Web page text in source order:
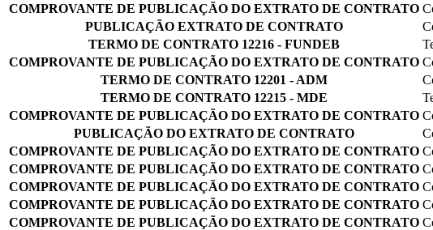
COMPROVANTE DE PUBLICAÇÃO DO EXTRATO DE CONTRATO
PUBLICAÇÃO EXTRATO DE CONTRATO
TERMO DE CONTRATO 12216 - FUNDEB
COMPROVANTE DE PUBLICAÇÃO DO EXTRATO DE CONTRATO
TERMO DE CONTRATO 12201 - ADM
TERMO DE CONTRATO 12215 - MDE
COMPROVANTE DE PUBLICAÇÃO DO EXTRATO DE CONTRATO
PUBLICAÇÃO DO EXTRATO DE CONTRATO
COMPROVANTE DE PUBLICAÇÃO DO EXTRATO DE CONTRATO
COMPROVANTE DE PUBLICAÇÃO DO EXTRATO DE CONTRATO
COMPROVANTE DE PUBLICAÇÃO DO EXTRATO DE CONTRATO
COMPROVANTE DE PUBLICAÇÃO DO EXTRATO DE CONTRATO
COMPROVANTE DE PUBLICAÇÃO DO EXTRATO DE CONTRATO